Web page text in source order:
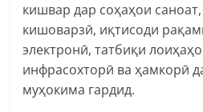
кишвар дар соҳаҳои
кишоварзӣ, иқтисоди
электронӣ, татбиқи
инфрасохторӣ ва ҳамкорӣ
муҳокима гардид.